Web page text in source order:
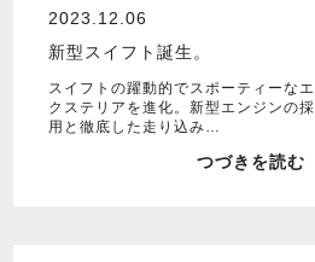
2023.12.06
新型スイフト誕生。
スイフトの躍動的でスポーティーなエ
クステリアを進化。新型エンジンの採
用と徹底した走り込み…
つづきを読む